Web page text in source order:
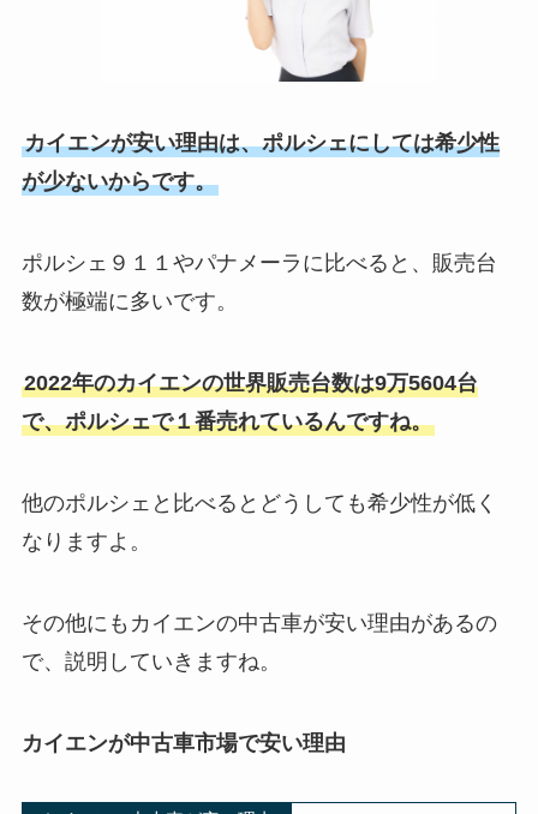
カイエンが安い理由は、ポルシェにしては希少性
が少ないからです。
ポルシェ９１１やパナメーラに比べると、販売台
数が極端に多いです。
2022年のカイエンの世界販売台数は9万5604台
で、ポルシェで１番売れているんですね。
他のポルシェと比べるとどうしても希少性が低く
なりますよ。
その他にもカイエンの中古車が安い理由があるの
で、説明していきますね。
カイエンが中古車市場で安い理由